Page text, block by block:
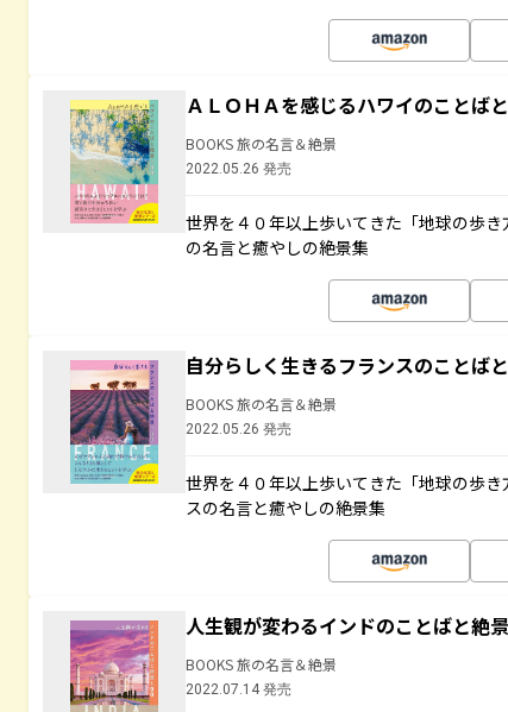
ＡＬＯＨＡを感じるハワイのことば
BOOKS 旅の名言＆絶景
2022.05.26 発売
世界を４０年以上歩いてきた「地球の歩
の名言と癒やしの絶景集
自分らしく生きるフランスのことば
BOOKS 旅の名言＆絶景
2022.05.26 発売
世界を４０年以上歩いてきた「地球の歩
スの名言と癒やしの絶景集
人生観が変わるインドのことばと絶
BOOKS 旅の名言＆絶景
2022.07.14 発売